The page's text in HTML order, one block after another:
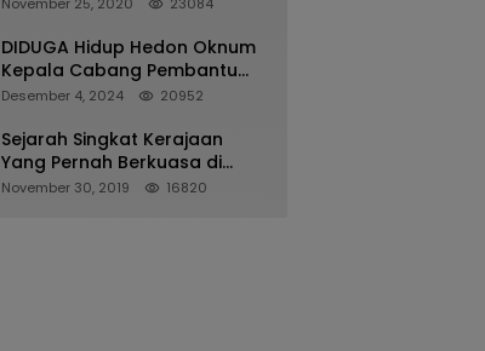
DIDUGA Hidup Hedon Oknum
Kepala Cabang Pembantu
Bank syariah Indonesia Unit
Tipu Nasabah Prioritasnya
Hingga Milyaran Rupiah dan
Bilyet Giro Tidak Terdaftar,
Desember 4, 2024 20952
Sejarah Singkat Kerajaan
Yang Pernah Berkuasa di
Sinjai
November 30, 2019 16820